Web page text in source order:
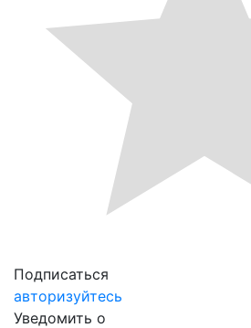
Подписаться
авторизуйтесь
Уведомить о